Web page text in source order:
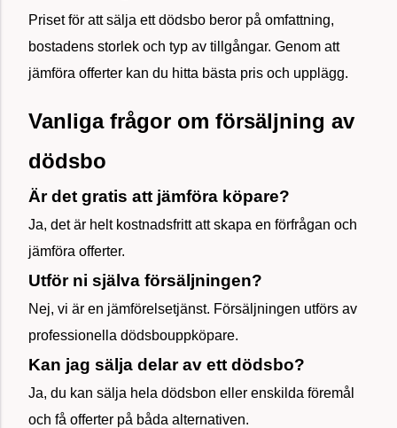
Priset för att sälja ett dödsbo beror på omfattning,
bostadens storlek och typ av tillgångar. Genom att
jämföra offerter kan du hitta bästa pris och upplägg.
Vanliga frågor om försäljning av
dödsbo
Är det gratis att jämföra köpare?
Ja, det är helt kostnadsfritt att skapa en förfrågan och
jämföra offerter.
Utför ni själva försäljningen?
Nej, vi är en jämförelsetjänst. Försäljningen utförs av
professionella dödsbouppköpare.
Kan jag sälja delar av ett dödsbo?
Ja, du kan sälja hela dödsbon eller enskilda föremål
och få offerter på båda alternativen.